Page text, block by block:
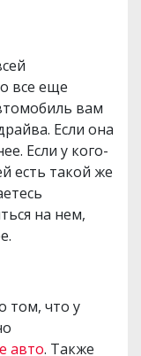
все еще
вам
Если она
Если у кого-
есть такой же
на нем,
том, что у
авто. Также